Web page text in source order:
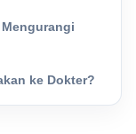
ke Dokter?